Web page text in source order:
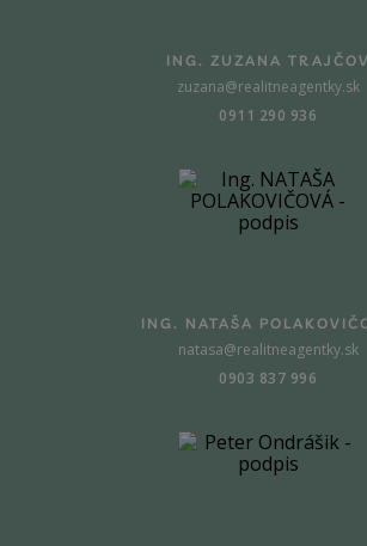
ING. ZUZANA TRAJČOV
zuzana@realitneagentky.sk
0911 290 936
ING. NATAŠA
natasa@realitneagentky.sk
0903 837 996